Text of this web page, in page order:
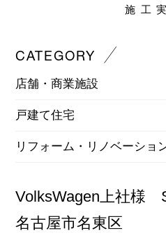
施工
CATEGORY
店舗・商業施設
戸建て住宅
リフォーム・リノベーショ
VolksWagen上社様
名古屋市名東区